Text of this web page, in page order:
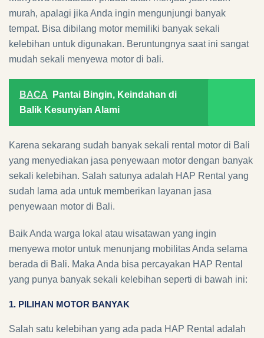
murah, apalagi jika Anda ingin mengunjungi banyak
tempat. Bisa dibilang motor memiliki banyak sekali
kelebihan untuk digunakan. Beruntungnya saat ini sangat
mudah sekali menyewa motor di bali.
BACA
Pantai Bingin, Keindahan di
Balik Kesunyian Alami
Karena sekarang sudah banyak sekali rental motor di Bali
yang menyediakan jasa penyewaan motor dengan banyak
sekali kelebihan. Salah satunya adalah HAP Rental yang
sudah lama ada untuk memberikan layanan jasa
penyewaan motor di Bali.
Baik Anda warga lokal atau wisatawan yang ingin
menyewa motor untuk menunjang mobilitas Anda selama
berada di Bali. Maka Anda bisa percayakan HAP Rental
yang punya banyak sekali kelebihan seperti di bawah ini:
1. PILIHAN MOTOR BANYAK
Salah satu kelebihan yang ada pada HAP Rental adalah